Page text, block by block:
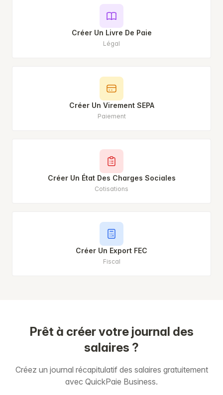
Créer Un Livre De Paie
Légal
Créer Un Virement SEPA
Paiement
Créer Un État Des Charges Sociales
Cotisations
Créer Un Export FEC
Fiscal
Prêt à créer votre journal des
salaires ?
Créez un journal récapitulatif des salaires gratuitement
avec QuickPaie Business.